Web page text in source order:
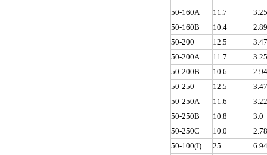
50-160A
11.7
50-160B
10.4
50-200
12.5
50-200A
11.7
50-200B
10.6
50-250
12.5
50-250A
11.6
50-250B
10.8
3.0
50-250C
10.0
50-100(I)
25